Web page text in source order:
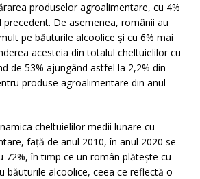
produselor agroalimentare, cu 4%
De asemenea, românii au
pe băuturile alcoolice și cu 6% mai
acesteia din totalul cheltuielilor cu
de 53% ajungând astfel la 2,2% din
produse agroalimentare din anul
cheltuielilor medii lunare cu
față de anul 2010, în anul 2020 se
72%, în timp ce un român plătește cu
băuturile alcoolice, ceea ce reflectă o